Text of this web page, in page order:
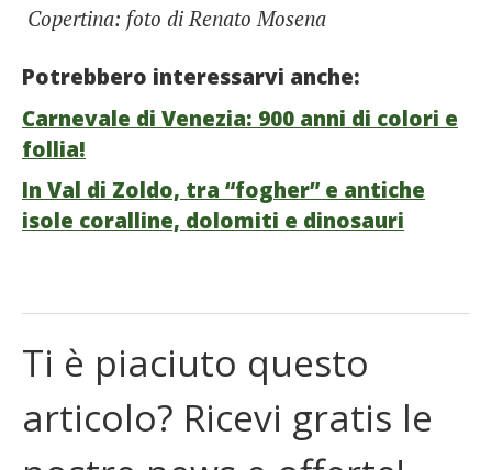
Copertina: foto di Renato Mosena
Potrebbero interessarvi anche:
Carnevale di Venezia: 900 anni di colori e
follia!
In Val di Zoldo, tra “fogher” e antiche
isole coralline, dolomiti e dinosauri
Ti è piaciuto questo
articolo? Ricevi gratis le